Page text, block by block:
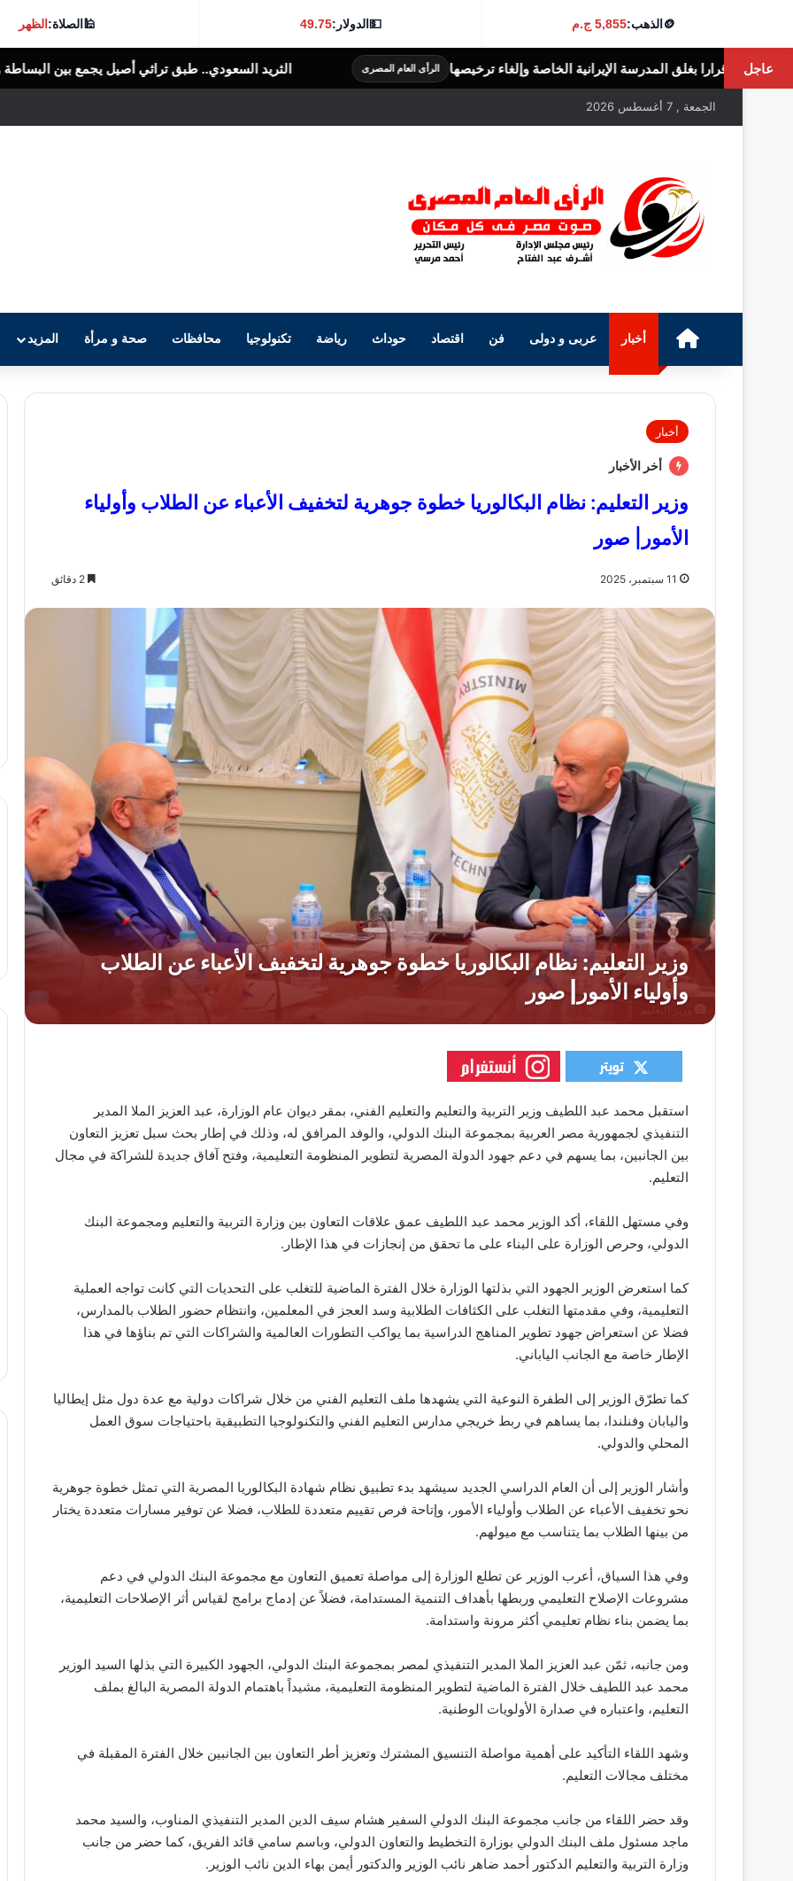
🪙الذهب:5,855 ج.م 💵الدولار:49.75
🕌الصلاة:الظهر
عاجل
الإيرانية الخاصة وإلغاء ترخيصها الرأى العام المصرى الثريد السعودي.. طبق تراثي أصيل يجمع بين البساطة والنكهة الغنية الرأى العام
الجمعة , 7 أغسطس 2026
الرئيسيةأخبار عربى و دولى فن اقتصاد حوداث رياضة تكنولوجيا محافظات صحة و مرأة المزيد
أخبار
أخر الأخبار
وزير التعليم: نظام البكالوريا خطوة جوهرية لتخفيف الأعباء عن الطلاب وأولياء
الأمور| صور
11 سبتمبر، 2025
وزير التعليم
استقبل محمد عبد اللطيف وزير التربية والتعليم والتعليم الفني، بمقر ديوان عام الوزارة، عبد العزيز الملا المدير
التنفيذي لجمهورية مصر العربية بمجموعة البنك الدولي، والوفد المرافق له، وذلك في إطار بحث سبل تعزيز التعاون
بين الجانبين، بما يسهم في دعم جهود الدولة المصرية لتطوير المنظومة التعليمية، وفتح آفاق جديدة للشراكة في مجال
التعليم.
وفي مستهل اللقاء، أكد الوزير محمد عبد اللطيف عمق علاقات التعاون بين وزارة التربية والتعليم ومجموعة البنك
الدولي، وحرص الوزارة على البناء على ما تحقق من إنجازات في هذا الإطار.
كما استعرض الوزير الجهود التي بذلتها الوزارة خلال الفترة الماضية للتغلب على التحديات التي كانت تواجه العملية
التعليمية، وفي مقدمتها التغلب على الكثافات الطلابية وسد العجز في المعلمين، وانتظام حضور الطلاب بالمدارس،
فضلا عن استعراض جهود تطوير المناهج الدراسية بما يواكب التطورات العالمية والشراكات التي تم بناؤها في هذا
الإطار خاصة مع الجانب الياباني.
كما تطرّق الوزير إلى الطفرة النوعية التي يشهدها ملف التعليم الفني من خلال شراكات دولية مع عدة دول مثل إيطاليا
واليابان وفنلندا، بما يساهم في ربط خريجي مدارس التعليم الفني والتكنولوجيا التطبيقية باحتياجات سوق العمل
المحلي والدولي.
وأشار الوزير إلى أن العام الدراسي الجديد سيشهد بدء تطبيق نظام شهادة البكالوريا المصرية التي تمثل خطوة جوهرية
نحو تخفيف الأعباء عن الطلاب وأولياء الأمور، وإتاحة فرص تقييم متعددة للطلاب، فضلا عن توفير مسارات متعددة يختار
من بينها الطلاب بما يتناسب مع ميولهم.
وفي هذا السياق، أعرب الوزير عن تطلع الوزارة إلى مواصلة تعميق التعاون مع مجموعة البنك الدولي في دعم
مشروعات الإصلاح التعليمي وربطها بأهداف التنمية المستدامة، فضلاً عن إدماج برامج لقياس أثر الإصلاحات التعليمية،
بما يضمن بناء نظام تعليمي أكثر مرونة واستدامة.
ومن جانبه، ثمّن عبد العزيز الملا المدير التنفيذي لمصر بمجموعة البنك الدولي، الجهود الكبيرة التي بذلها السيد الوزير
محمد عبد اللطيف خلال الفترة الماضية لتطوير المنظومة التعليمية، مشيداً باهتمام الدولة المصرية البالغ بملف
التعليم، واعتباره في صدارة الأولويات الوطنية.
وشهد اللقاء التأكيد على أهمية مواصلة التنسيق المشترك وتعزيز أطر التعاون بين الجانبين خلال الفترة المقبلة في
مختلف مجالات التعليم.
وقد حضر اللقاء من جانب مجموعة البنك الدولي السفير هشام سيف الدين المدير التنفيذي المناوب، والسيد محمد
ماجد مسئول ملف البنك الدولي بوزارة التخطيط والتعاون الدولي، وباسم سامي قائد الفريق، كما حضر من جانب
وزارة التربية والتعليم الدكتور أحمد ضاهر نائب الوزير والدكتور أيمن بهاء الدين نائب الوزير.